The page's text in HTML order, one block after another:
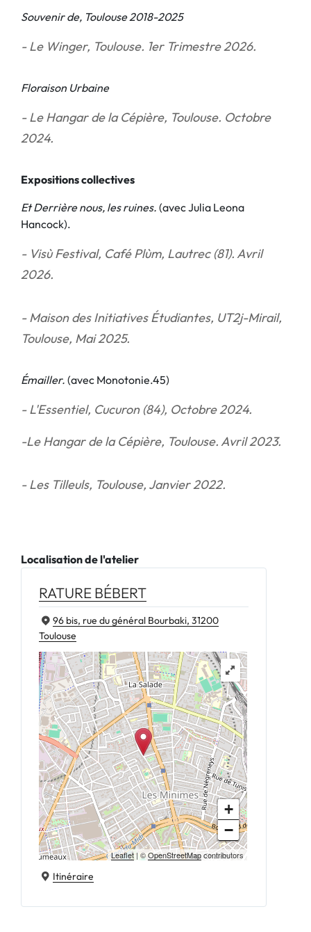
Souvenir de, Toulouse 2018-2025
- Le Winger, Toulouse. 1er Trimestre 2026.
Floraison Urbaine
- Le Hangar de la Cépière, Toulouse. Octobre
2024.
Expositions collectives
Et Derrière nous, les ruines. (avec Julia Leona
Hancock).
- Visù Festival, Café Plùm, Lautrec (81). Avril
2026.
- Maison des Initiatives Étudiantes, UT2j-Mirail,
Toulouse, Mai 2025.
Émailler. (avec Monotonie.45)
- L'Essentiel, Cucuron (84), Octobre 2024.
-Le Hangar de la Cépière, Toulouse. Avril 2023.
- Les Tilleuls, Toulouse, Janvier 2022.
Localisation de l'atelier
RATURE BÉBERT
96 bis, rue du général Bourbaki, 31200
Toulouse
+
−
Leaflet| ©OpenStreetMapcontributors
Itinéraire